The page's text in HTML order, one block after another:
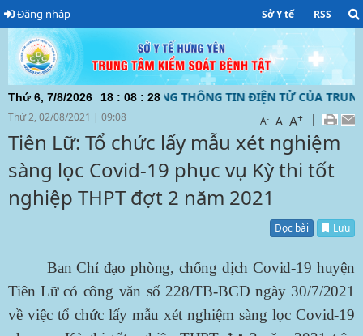
Đăng nhập Sở Y tế RSS
Thứ 6, 7/8/2026 18 : 08 : 29
BẠN ĐẾN VỚI TRANG THÔNG TIN ĐIỆN TỬ CỦA TRUNG
Thứ 2, 02/08/2021 | 09:08 A- A A+ |
Tiên Lữ: Tổ chức lấy mẫu xét nghiệm
sàng lọc Covid-19 phục vụ Kỳ thi tốt
nghiệp THPT đợt 2 năm 2021
Đọc bài Lưu
Ban Chỉ đạo phòng, chống dịch Covid-19 huyện
Tiên Lữ có công văn số 228/TB-BCĐ ngày 30/7/2021
về việc tổ chức lấy mẫu xét nghiệm sàng lọc Covid-19